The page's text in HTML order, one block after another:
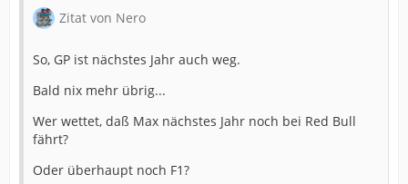
Zitat von Nero
So, GP ist nächstes Jahr auch weg.
Bald nix mehr übrig...
Wer wettet, daß Max nächstes Jahr noch bei Red Bull
fährt?
Oder überhaupt noch F1?